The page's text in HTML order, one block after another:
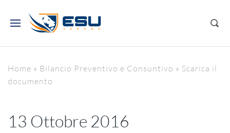
Home » Bilancio Preventivo e Consuntivo » Scarica il
documento
13 Ottobre 2016